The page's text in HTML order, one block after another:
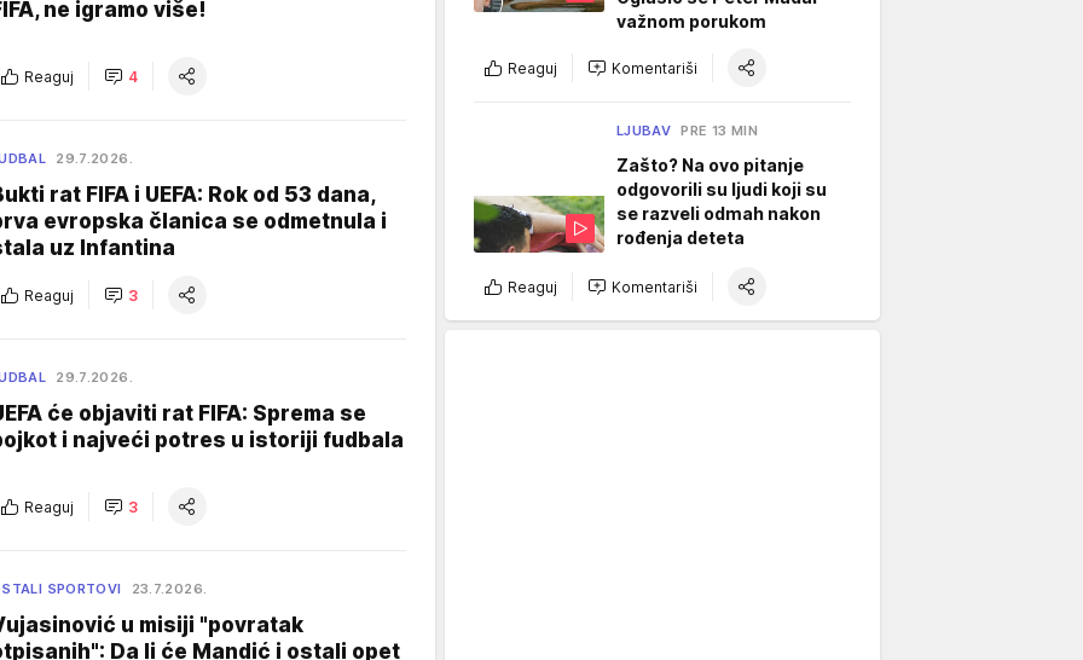
ne igramo više!
Reaguj 4
29.7.2026.
rat FIFA i UEFA: Rok od 53 dana,
evropska članica se odmetnula i
uz Infantina
Reaguj 3
29.7.2026.
će objaviti rat FIFA: Sprema se
i najveći potres u istoriji fudbala
Reaguj 3
SPORTOVI 23.7.2026.
u misiji "povratak
Da li će Mandić i ostali opet
važnom porukom
Reaguj Komentariši
LJUBAV PRE 13 MIN
Zašto? Na ovo pitanje
odgovorili su ljudi koji su
se razveli odmah nakon
rođenja deteta
Reaguj Komentariši